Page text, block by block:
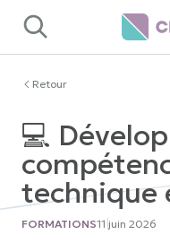
Panneau de gestion des
Retour
💻
technique
FORMATIONS11 juin 2026